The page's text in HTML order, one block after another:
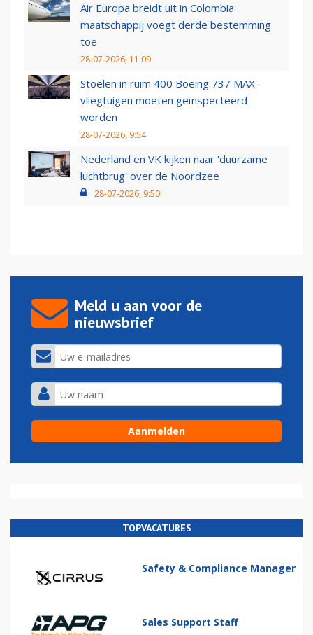
Air Europa breidt uit in Colombia:
maatschappij voegt derde bestemming
toe
28-07-2026, 11:09
Stoelen in ruim 400 Boeing 737 MAX-
vliegtuigen moeten geïnspecteerd
worden
28-07-2026, 9:54
Nederland en VK kijken naar 'duurzame
luchtbrug' over de Noordzee
28-07-2026, 9:50
Meld u aan voor de
nieuwsbrief
TOPVACATURES
Safety & Compliance Manager
Sales Support Staff